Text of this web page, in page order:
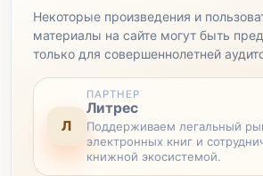
Некоторые произведения и
материалы на сайте могут быть
только для совершеннолетней
Л
ПАРТНЕР
Литрес
Поддерживаем легальный
электронных книг и
книжной экосистемой.